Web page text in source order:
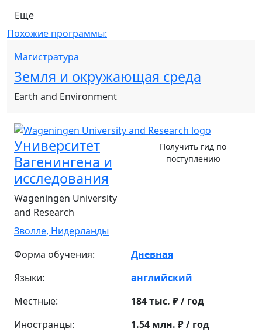
Еще
Похожие программы:
Магистратура
Земля и окружающая среда
Earth and Environment
Университет
Вагенингена и
исследования
Wageningen University
and Research
Зволле, Нидерланды
Получить гид по
поступлению
Форма обучения:
Дневная
Языки:
английский
Местные:
184 тыс. ₽ / год
Иностранцы:
1.54 млн. ₽ / год